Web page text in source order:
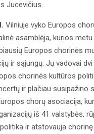
Jucevičius.
Vilniuje vyko Europos
asamblėja, kurios
Europos chorinės
ir sąjungų. Jų vadovai dvi
chorinės kultūros
ir plačiau susipažino
chorų asociacija,
iš 41 valstybės,
ir atstovauja